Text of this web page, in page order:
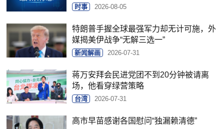
时事 2026-08-05
特朗普手握全球最强军力却无计可施，外
媒揭美伊战争“无解三选一”
新闻解画 2026-07-31
蒋万安拜会民进党团不到20分钟被请离
场，他看穿绿营策略
台湾 2026-07-31
高市早苗感谢各国慰问“独漏赖清德”